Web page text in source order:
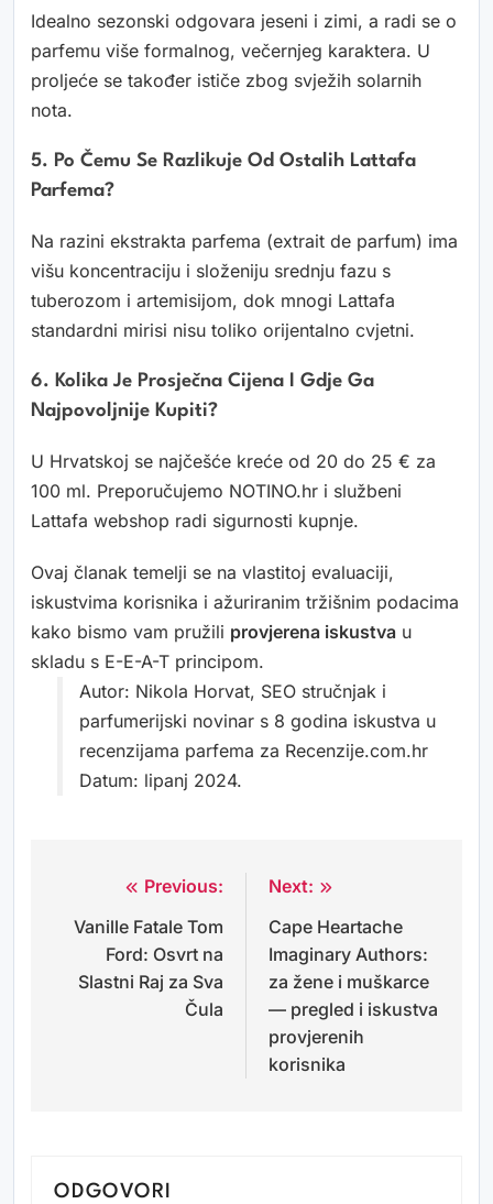
Idealno sezonski odgovara jeseni i zimi, a radi se o
parfemu više formalnog, večernjeg karaktera. U
proljeće se također ističe zbog svježih solarnih
nota.
5. Po Čemu Se Razlikuje Od Ostalih Lattafa
Parfema?
Na razini ekstrakta parfema (extrait de parfum) ima
višu koncentraciju i složeniju srednju fazu s
tuberozom i artemisijom, dok mnogi Lattafa
standardni mirisi nisu toliko orijentalno cvjetni.
6. Kolika Je Prosječna Cijena I Gdje Ga
Najpovoljnije Kupiti?
U Hrvatskoj se najčešće kreće od 20 do 25 € za
100 ml. Preporučujemo NOTINO.hr i službeni
Lattafa webshop radi sigurnosti kupnje.
Ovaj članak temelji se na vlastitoj evaluaciji,
iskustvima korisnika i ažuriranim tržišnim podacima
kako bismo vam pružili provjerena iskustva u
skladu s E-E-A-T principom.
Autor: Nikola Horvat, SEO stručnjak i
parfumerijski novinar s 8 godina iskustva u
recenzijama parfema za Recenzije.com.hr
Datum: lipanj 2024.
Navigacija
objava
Previous:
Vanille Fatale Tom
Ford: Osvrt na
Slastni Raj za Sva
Čula
Next:
Cape Heartache
Imaginary Authors:
za žene i muškarce
— pregled i iskustva
provjerenih
korisnika
ODGOVORI